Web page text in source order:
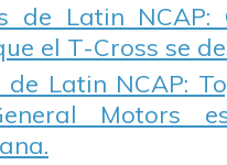
de Latin NCAP:
el T-Cross se
Latin NCAP:
Motors